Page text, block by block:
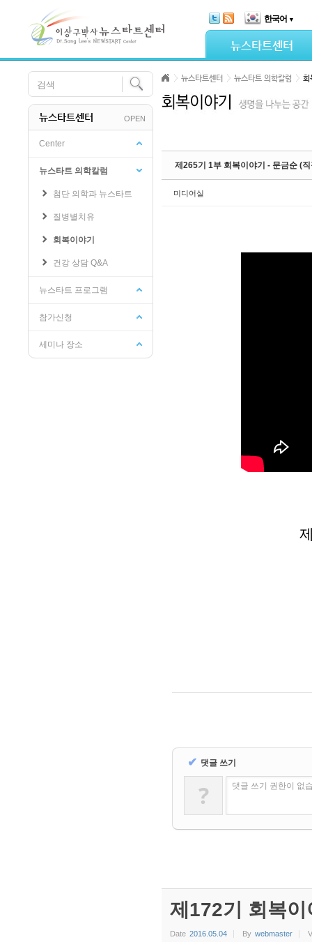
한국어 ▼
뉴스타트센터
뉴스타트센터 OPEN
Center
뉴스타트 의학칼럼
첨단 의학과 뉴스타트
질병별치유
회복이야기
건강 상담 Q&A
뉴스타트 프로그램
참가신청
세미나 장소
뉴스타트센터 뉴스타트 의학칼럼 회
제265기 1부 회복이야기 - 문금순 (
미디어실
✔ 댓글 쓰기
? 댓글 쓰기 권한이 없
제172기 회복
Date 2016.05.04 By webmaster
Sketchbook5, 스케치북5
Sketchbook5, 스케치북5